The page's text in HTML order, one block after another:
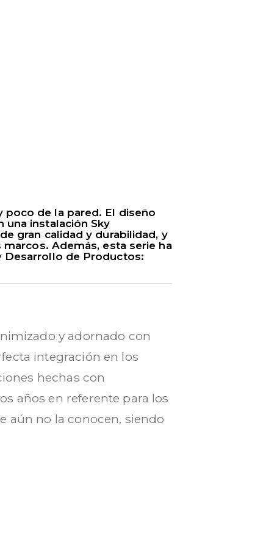
de la pared. El diseño
instalación Sky
gran calidad y durabilidad, y
Además, esta serie ha
Desarrollo de Productos:
y adornado con
integración en los
hechas con
años en referente para los
aún no la conocen, siendo